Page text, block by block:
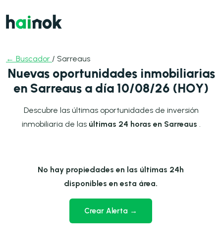
← Buscador / Sarreaus
Nuevas oportunidades inmobiliarias
en Sarreaus a día 10/08/26 (HOY)
Descubre las últimas oportunidades de inversión
inmobiliaria de las últimas 24 horas en Sarreaus
No hay propiedades en las últimas 24h
disponibles en esta área.
Crear Alerta →